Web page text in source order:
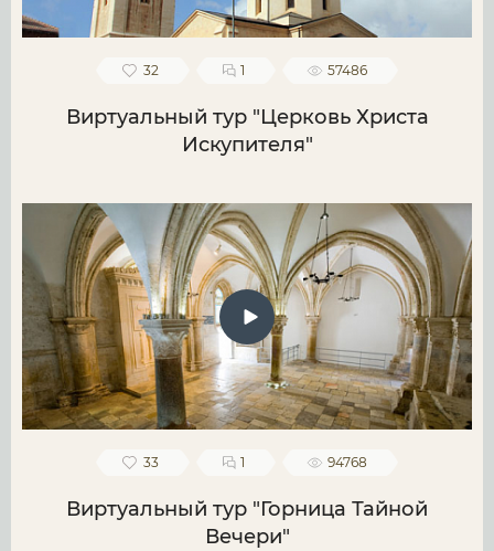
32 1 57486
Виртуальный тур "Церковь Христа
Искупителя"
33 1 94768
Виртуальный тур "Горница Тайной
Вечери"